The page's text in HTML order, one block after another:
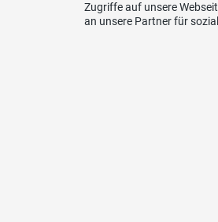
Zugriffe auf unsere
an unsere Partner für